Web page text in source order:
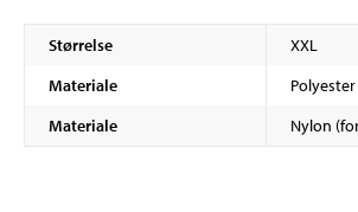
Størrelse
XXL
Materiale
Polyester
Materiale
Nylon